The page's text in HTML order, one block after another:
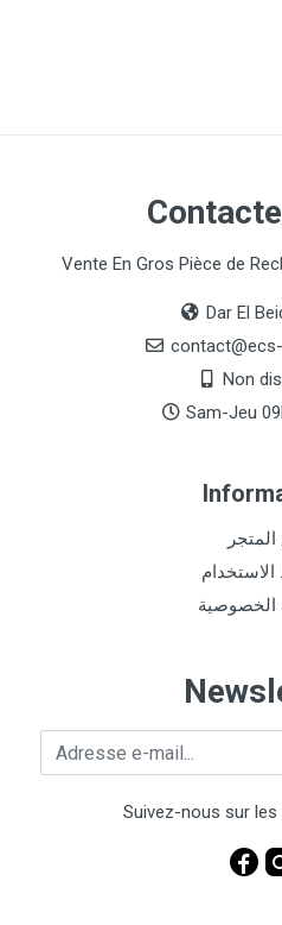
Vente En Gros Pièce de
Dar El
Non
Sam-Jeu
Adresse e-mail
Suivez-nous sur